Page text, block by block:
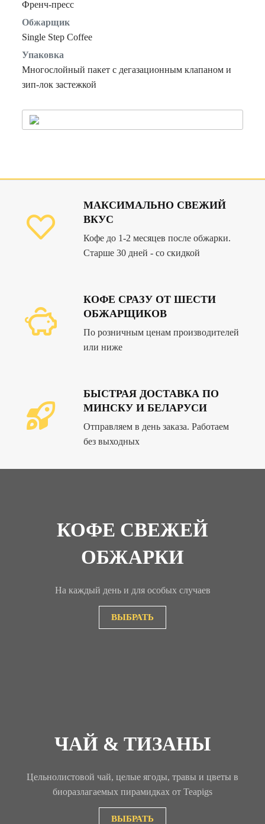
Френч-пресс
Обжарщик
Single Step Coffee
Упаковка
Многослойный пакет с дегазационным клапаном и
зип-лок застежкой
МАКСИМАЛЬНО СВЕЖИЙ
ВКУС
Кофе до 1-2 месяцев после обжарки.
Старше 30 дней - со скидкой
КОФЕ СРАЗУ ОТ ШЕСТИ
ОБЖАРЩИКОВ
По розничным ценам производителей
или ниже
БЫСТРАЯ ДОСТАВКА ПО
МИНСКУ И БЕЛАРУСИ
Отправляем в день заказа. Работаем
без выходных
КОФЕ СВЕЖЕЙ
ОБЖАРКИ
На каждый день и для особых случаев
ВЫБРАТЬ
ЧАЙ & ТИЗАНЫ
Цельнолистовой чай, целые ягоды, травы и цветы в
биоразлагаемых пирамидках от Teapigs
ВЫБРАТЬ